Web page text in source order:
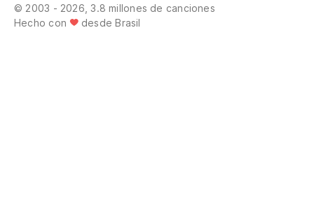
© 2003 - 2026, 3.8 millones de canciones
Hecho con
desde Brasil